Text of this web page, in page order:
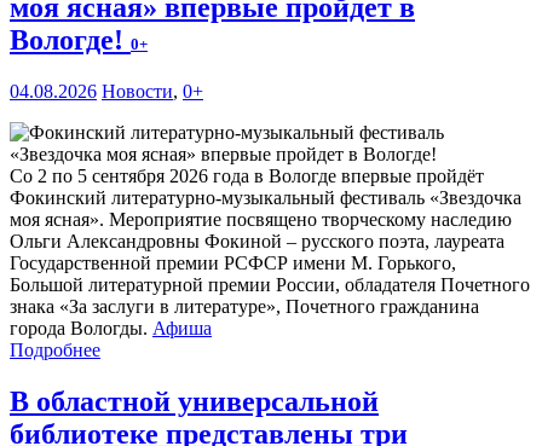
моя ясная» впервые пройдет в
Вологде! 0+
04.08.2026 Новости, 0+
Со 2 по 5 сентября 2026 года в Вологде впервые пройдёт
Фокинский литературно-музыкальный фестиваль «Звездочка
моя ясная». Мероприятие посвящено творческому наследию
Ольги Александровны Фокиной – русского поэта, лауреата
Государственной премии РСФСР имени М. Горького,
Большой литературной премии России, обладателя Почетного
знака «За заслуги в литературе», Почетного гражданина
города Вологды. Афиша
Подробнее
В областной универсальной
библиотеке представлены три